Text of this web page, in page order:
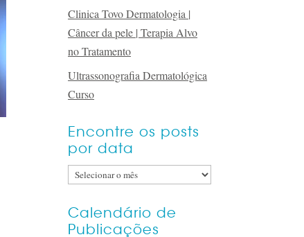
Clinica Tovo Dermatologia |
Câncer da pele | Terapia Alvo
no Tratamento
Ultrassonografia Dermatológica
Curso
Encontre os posts
por data
Encontre
posts
por
Calendário de
Publicações